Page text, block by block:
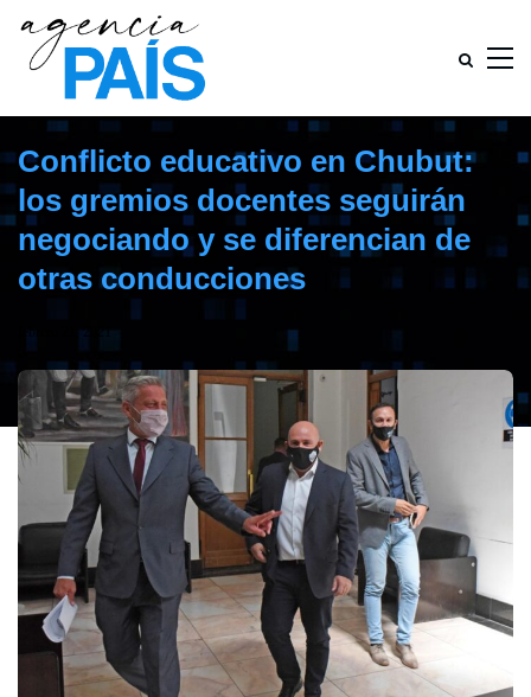
Conflicto educativo en Chubut:
los gremios docentes seguirán
negociando y se diferencian de
otras conducciones
febrero 21, 2021